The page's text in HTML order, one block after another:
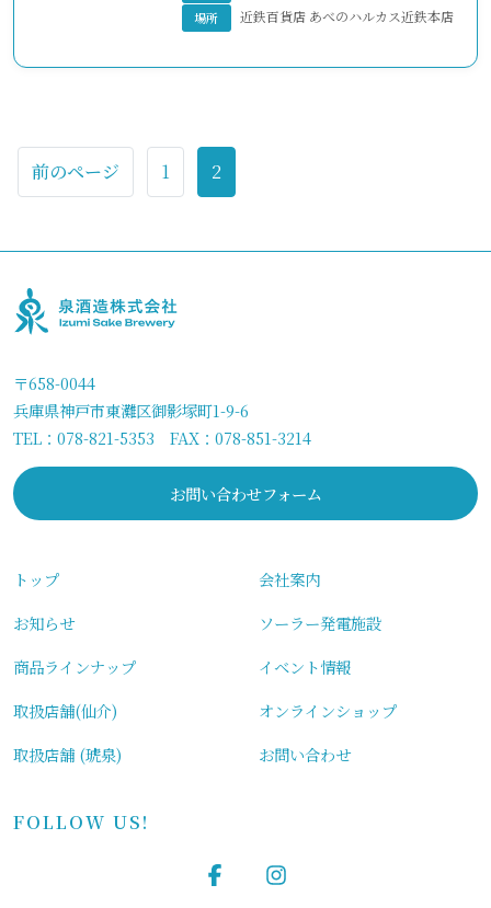
場所 近鉄百貨店 あべのハルカス近鉄本店
イ
ベ
ン
ト
ナ
ビ
ゲ
ー
シ
ョ
ン
前のページ 1 2
〒658-0044
兵庫県神戸市東灘区御影塚町1-9-6
TEL： 078-821-5353 FAX：078-851-3214
お問い合わせフォーム
トップ
お知らせ
商品ラインナップ
取扱店舗(仙介)
取扱店舗 (琥泉)
会社案内
ソーラー発電施設
イベント情報
オンラインショップ
お問い合わせ
FOLLOW US!